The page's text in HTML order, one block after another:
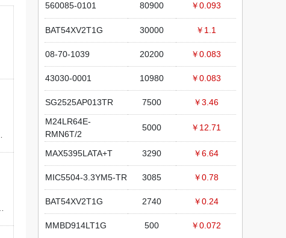
560085-0101 80900 ￥0.093
BAT54XV2T1G 30000 ￥1.1
08-70-1039 20200 ￥0.083
43030-0001 10980 ￥0.083
SG2525AP013TR 7500
￥3.46
M24LR64E-
RMN6T/2
5000 ￥12.71
MAX5395LATA+T 3290 ￥6.64
MIC5504-3.3YM5-TR 3085 ￥0.78
BAT54XV2T1G 2740 ￥0.24
MMBD914LT1G 500 ￥0.072